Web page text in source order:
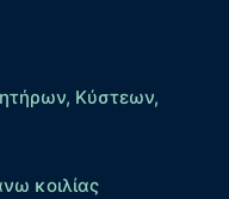
Κύστεων,
κοιλίας